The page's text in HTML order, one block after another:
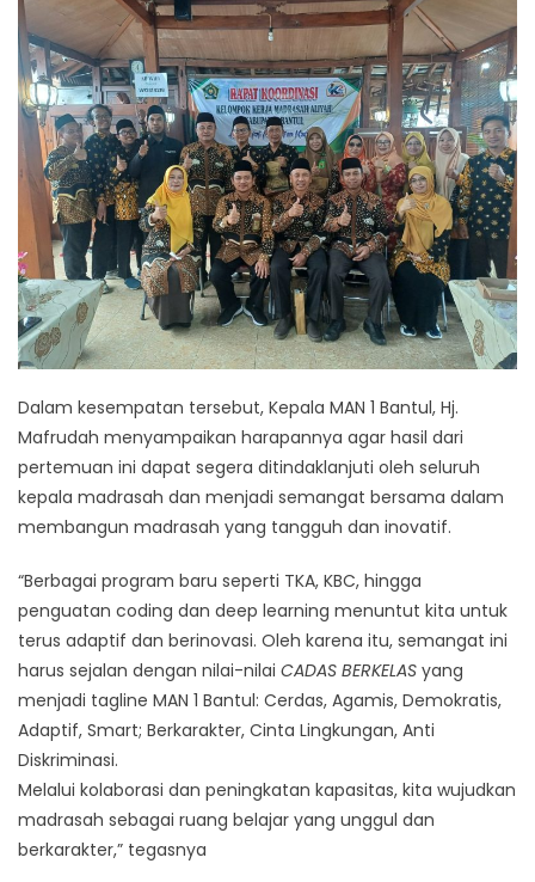
Dalam kesempatan tersebut, Kepala MAN 1 Bantul, Hj.
Mafrudah menyampaikan harapannya agar hasil dari
pertemuan ini dapat segera ditindaklanjuti oleh seluruh
kepala madrasah dan menjadi semangat bersama dalam
membangun madrasah yang tangguh dan inovatif.
“Berbagai program baru seperti TKA, KBC, hingga
penguatan coding dan deep learning menuntut kita untuk
terus adaptif dan berinovasi. Oleh karena itu, semangat ini
harus sejalan dengan nilai-nilai CADAS BERKELAS yang
menjadi tagline MAN 1 Bantul: Cerdas, Agamis, Demokratis,
Adaptif, Smart; Berkarakter, Cinta Lingkungan, Anti
Diskriminasi.
Melalui kolaborasi dan peningkatan kapasitas, kita wujudkan
madrasah sebagai ruang belajar yang unggul dan
berkarakter,” tegasnya